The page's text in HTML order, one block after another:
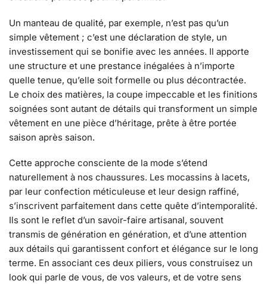
Un manteau de qualité, par exemple, n’est pas qu’un
simple vêtement ; c’est une déclaration de style, un
investissement qui se bonifie avec les années. Il apporte
une structure et une prestance inégalées à n’importe
quelle tenue, qu’elle soit formelle ou plus décontractée.
Le choix des matières, la coupe impeccable et les finitions
soignées sont autant de détails qui transforment un simple
vêtement en une pièce d’héritage, prête à être portée
saison après saison.
Cette approche consciente de la mode s’étend
naturellement à nos chaussures. Les mocassins à lacets,
par leur confection méticuleuse et leur design raffiné,
s’inscrivent parfaitement dans cette quête d’intemporalité.
Ils sont le reflet d’un savoir-faire artisanal, souvent
transmis de génération en génération, et d’une attention
aux détails qui garantissent confort et élégance sur le long
terme. En associant ces deux piliers, vous construisez un
look qui parle de vous, de vos valeurs, et de votre sens